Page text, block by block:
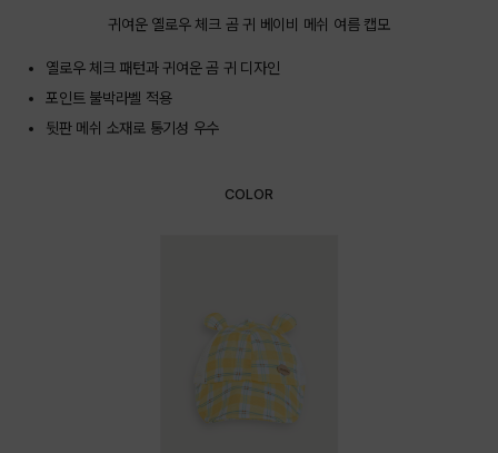
귀여운 옐로우 체크 곰 귀 베이비 메쉬 여름 캡모
옐로우 체크 패턴과 귀여운 곰 귀 디자인
포인트 불박라벨 적용
뒷판 메쉬 소재로 통기성 우수
COLOR